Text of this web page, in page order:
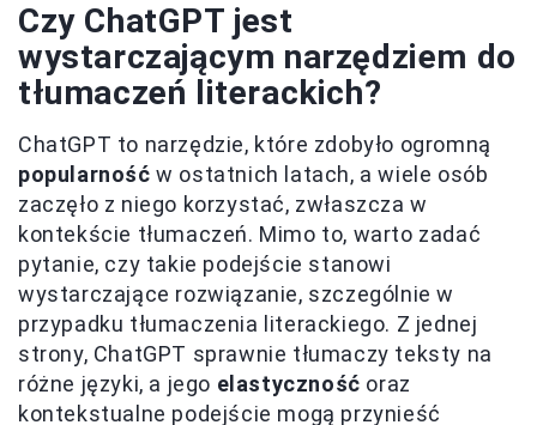
Czy ChatGPT jest
wystarczającym narzędziem do
tłumaczeń literackich?
ChatGPT to narzędzie, które zdobyło ogromną
popularność w ostatnich latach, a wiele osób
zaczęło z niego korzystać, zwłaszcza w
kontekście tłumaczeń. Mimo to, warto zadać
pytanie, czy takie podejście stanowi
wystarczające rozwiązanie, szczególnie w
przypadku tłumaczenia literackiego. Z jednej
strony, ChatGPT sprawnie tłumaczy teksty na
różne języki, a jego elastyczność oraz
kontekstualne podejście mogą przynieść